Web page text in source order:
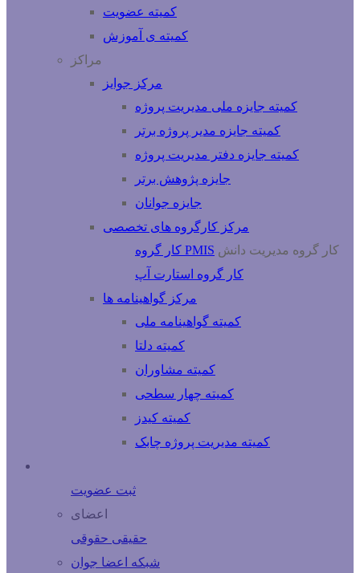
کمیته عضویت
کمیته ی آموزش
مراکز
مرکز جوایز
کمیته جایزه ملی مدیریت پروژه
کمیته جایزه مدیر پروژه برتر
کمیته جایزه دفتر مدیریت پروژه
جایزه پژوهش برتر
جایزه جوانان
مرکز کارگروه های تخصصی
کار گروه PMIS کار گروه مدیریت دانش
کار گروه استارت آپ
مرکز گواهینامه ها
کمیته گواهینامه ملی
کمیته دلتا
کمیته مشاوران
کمیته چهار سطحی
کمیته کیدز
کمیته مدیریت پروژه چابک
ثبت عضویت
اعضای
حقیقی حقوقی
شبكه اعضا جوان